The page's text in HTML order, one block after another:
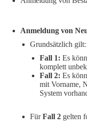
Anmeldung von
Grundsätzlich gilt:
Fall 1: Es
komplett
Fall 2: Es
mit Vorname,
System
FürFall 2 gelten